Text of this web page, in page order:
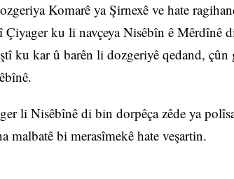
Komarê ya Şirnexê ve hate
Çiyager ku li navçeya Nisêbîn ê Mêrdînê
ku kar û barên li dozgeriyê qedand, çûn
li Nisêbînê di bin dorpêça zêde ya
malbatê bi merasîmekê hate veşartin.